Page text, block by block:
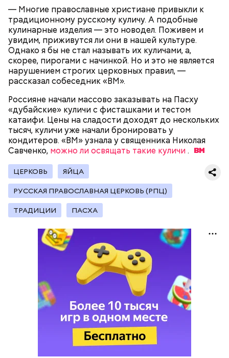
— Многие православные христиане привыкли к
традиционному русскому куличу. А подобные
кулинарные изделия — это новодел. Поживем и
увидим, приживутся ли они в нашей культуре.
Однако я бы не стал называть их куличами, а,
скорее, пирогами с начинкой. Но и это не является
нарушением строгих церковных правил, —
рассказал собеседник «ВМ».
Россияне начали массово заказывать на Пасху
«дубайские» куличи с фисташками и тестом
катаифи. Цены на сладости доходят до нескольких
тысяч, куличи уже начали бронировать у
кондитеров. «ВМ» узнала у священника Николая
Савченко, можно ли освящать такие куличи.
ЦЕРКОВЬ ЯЙЦА
РУССКАЯ ПРАВОСЛАВНАЯ ЦЕРКОВЬ (РПЦ)
ТРАДИЦИИ ПАСХА
кабачок;
петрушка;
чеснок;
оливковое масло;
— Кабачки, порезанные кубиками, нужно легко
обжарить на сковороде. К ним добавляются зелень
петрушки, чеснок, соль и оливковое масло.
Получается очень вкусно, — поделился рецептом
Копылов.
с сахарным диабетом;
лишним весом.
— В дыне содержится много сахара, который
представлен фруктозой. С одной стороны — это
хорошо, потому что дает энергию. Но важно
помнить, что сладкими дынями не нужно сильно
увлекаться, так же как и арбузами, людям с
сахарным диабетом и лишним весом, —
подчеркнула доктор.